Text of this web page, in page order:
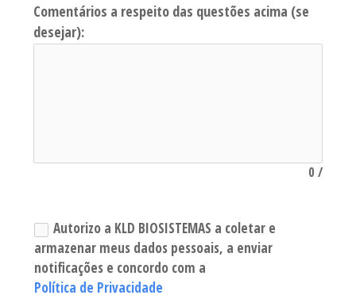
Comentários a respeito das questões acima (se
desejar):
0 /
Autorizo a KLD BIOSISTEMAS a coletar e
armazenar meus dados pessoais, a enviar
notificações e concordo com a
Política de Privacidade